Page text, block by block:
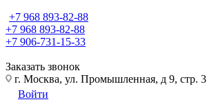
+7 968 893-82-88
+7 968 893-82-88
+7 906-731-15-33
Заказать звонок
г. Москва, ул. Промышленная, д 9, стр. 3
Войти